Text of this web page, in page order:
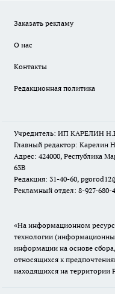
Заказать рекламу
О нас
Контакты
Редакционная политика
Учредитель: ИП КАРЕЛИН
Главный редактор: Карелин
Адрес: 424000, Республика
63В
Редакция: 31-40-60,
Рекламный отдел: 8-927-680-
«На информационном
технологии
информации на основе
относящихся к
находящихся на территории